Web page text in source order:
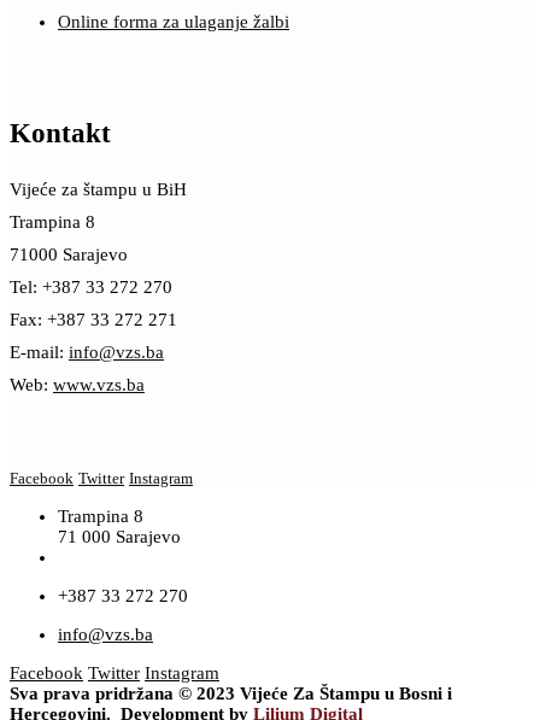
Online forma za ulaganje žalbi
Kontakt
Vijeće za štampu u BiH
Trampina 8
71000 Sarajevo
Tel: +387 33 272 270
Fax: +387 33 272 271
E-mail: info@vzs.ba
Web: www.vzs.ba
Facebook Twitter Instagram
Trampina 8
71 000 Sarajevo
+387 33 272 270
info@vzs.ba
Facebook Twitter Instagram
Sva prava pridržana © 2023 Vijeće Za Štampu u Bosni i
Hercegovini. Development by Lilium Digital